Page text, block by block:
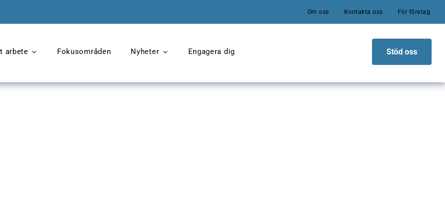
Om oss Kontakta oss För företag
arbete Fokusområden Nyheter Engagera dig Stöd oss